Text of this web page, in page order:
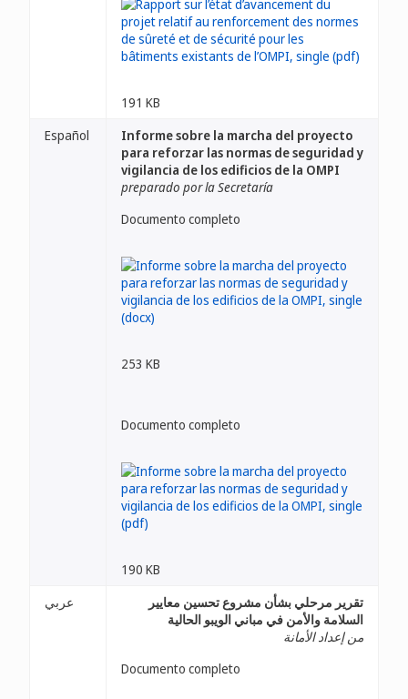
191 KB
Español
Informe sobre la marcha del proyecto
para reforzar las normas de seguridad y
vigilancia de los edificios de la OMPI
preparado por la Secretaría
Documento completo
253 KB
Documento completo
190 KB
عربي
تقرير مرحلي بشأن مشروع تحسين معايير
السلامة والأمن في مباني الويبو الحالية
من إعداد الأمانة
Documento completo